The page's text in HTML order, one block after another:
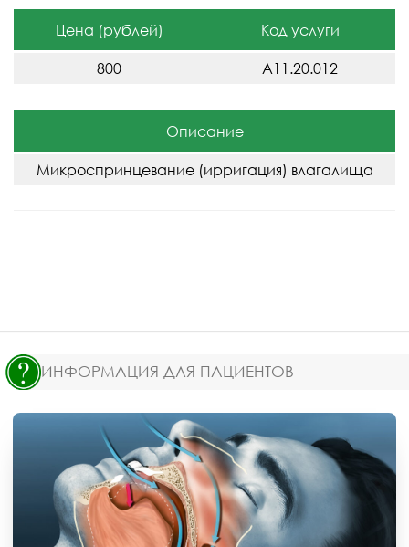
Цена (рублей) Код услуги
800 A11.20.012
Описание
Микроспринцевание (ирригация) влагалища
ИНФОРМАЦИЯ ДЛЯ ПАЦИЕНТОВ